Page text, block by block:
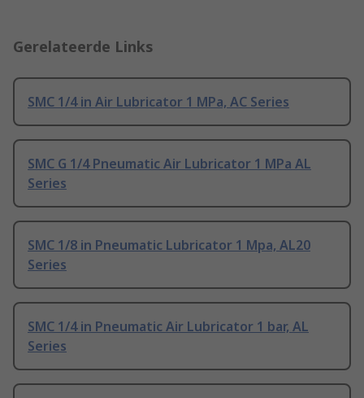
Gerelateerde Links
SMC 1/4 in Air Lubricator 1 MPa, AC Series
SMC G 1/4 Pneumatic Air Lubricator 1 MPa AL
Series
SMC 1/8 in Pneumatic Lubricator 1 Mpa, AL20
Series
SMC 1/4 in Pneumatic Air Lubricator 1 bar, AL
Series